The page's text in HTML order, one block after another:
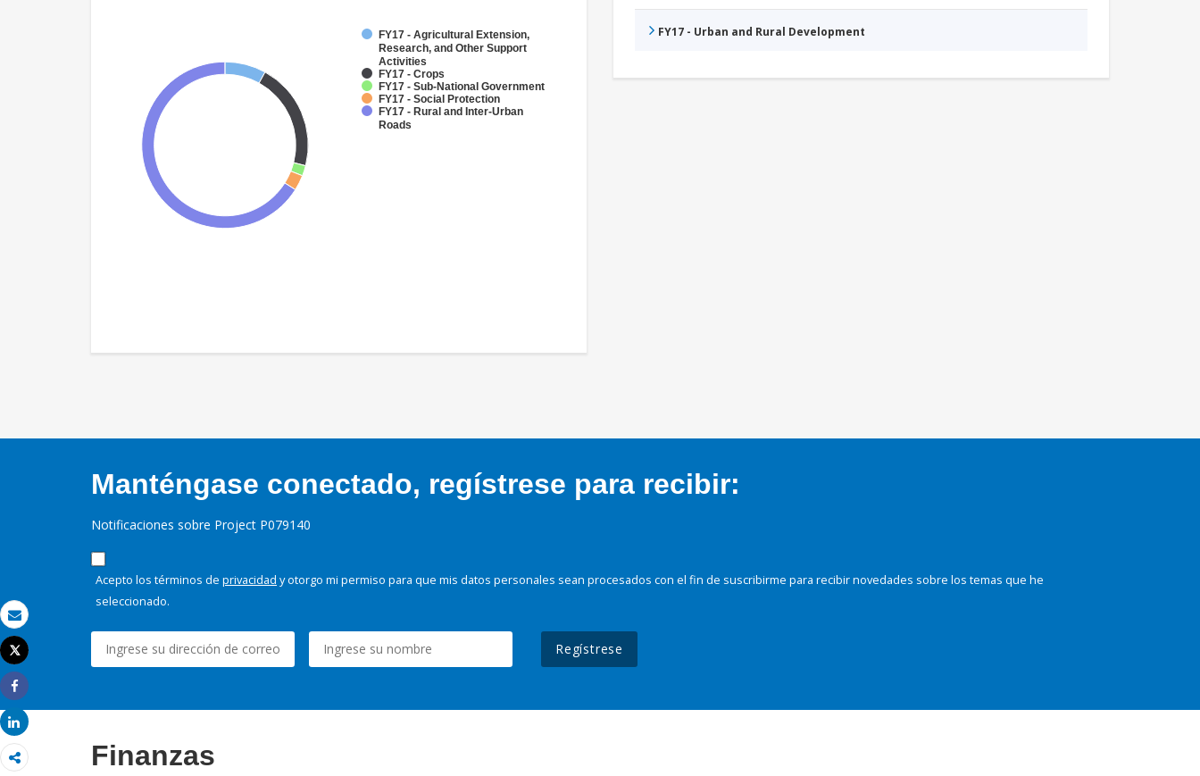
Correo electrónico
Imprimir
Tweet
Share
Share
FY17 - Agricultural Extension,
Research, and Other Support
Activities
FY17 - Crops
FY17 - Sub-National Government
FY17 - Social Protection
FY17 - Rural and Inter-Urban
Roads
FY17 - Urban and Rural Development
Manténgase conectado, regístrese para recibir:
Notificaciones sobre Project P079140
Acepto los términos de privacidad y otorgo mi permiso para que mis datos personales sean procesados con el fin de suscribirme para recibir novedades sobre los temas que he
seleccionado.
Regístrese
Finanzas